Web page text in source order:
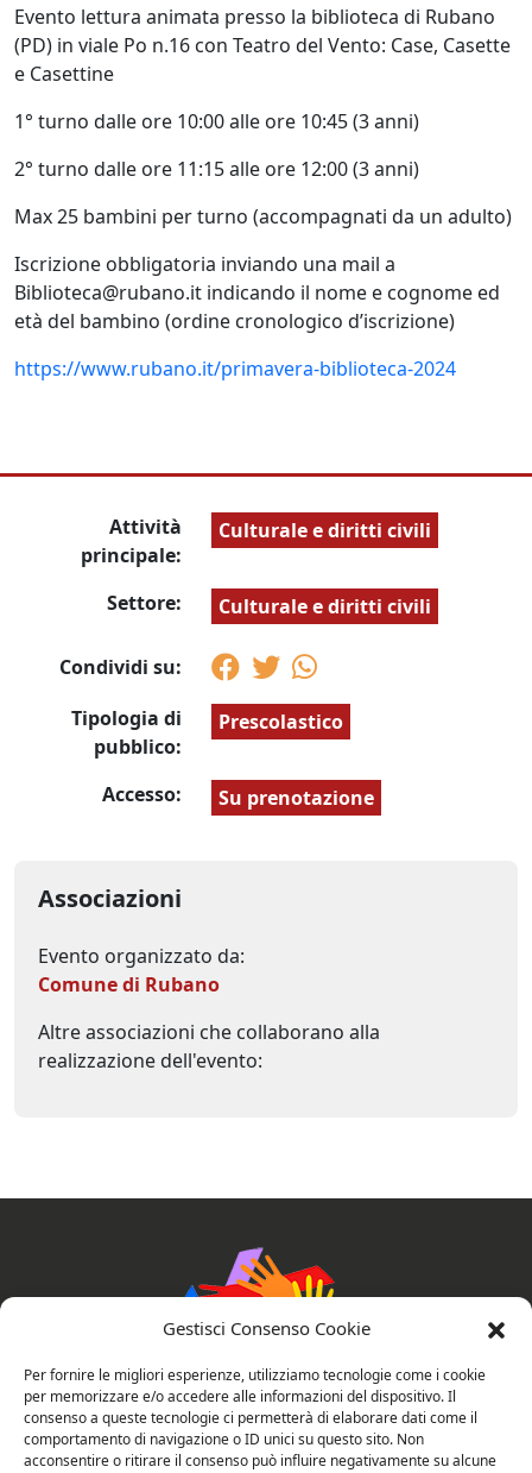
Gestisci Consenso Cookie
Per fornire le migliori esperienze, utilizziamo tecnologie come i cookie
per memorizzare e/o accedere alle informazioni del dispositivo. Il
consenso a queste tecnologie ci permetterà di elaborare dati come il
comportamento di navigazione o ID unici su questo sito. Non
acconsentire o ritirare il consenso può influire negativamente su alcune
Evento lettura animata presso la biblioteca di Rubano
(PD) in viale Po n.16 con Teatro del Vento: Case, Casette
e Casettine
1° turno dalle ore 10:00 alle ore 10:45 (3 anni)
2° turno dalle ore 11:15 alle ore 12:00 (3 anni)
Max 25 bambini per turno (accompagnati da un adulto)
Iscrizione obbligatoria inviando una mail a
Biblioteca@rubano.it indicando il nome e cognome ed
età del bambino (ordine cronologico d’iscrizione)
https://www.rubano.it/primavera-biblioteca-2024
Attività
principale:
Culturale e diritti civili
Settore: Culturale e diritti civili
Condividi su:
Tipologia di
pubblico:
Prescolastico
Accesso: Su prenotazione
Associazioni
Evento organizzato da:
Comune di Rubano
Altre associazioni che collaborano alla
realizzazione dell'evento:
AssociAzioni Connesse